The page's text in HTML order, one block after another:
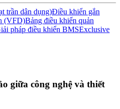
trần dân dụng)Điều khiển gắn
(VFD)Bảng điều khiển quản
pháp điều khiển BMSExclusive
giữa công nghệ và thiết